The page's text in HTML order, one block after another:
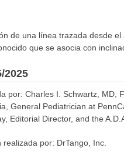
de una línea trazada desde
que se asocia con
2025
por: Charles I. Schwartz, MD,
General Pediatrician at
Editorial Director, and the
por: DrTango, Inc.